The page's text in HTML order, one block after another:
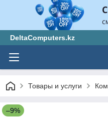
DeltaComputers.kz
Товары и услуги
–9%